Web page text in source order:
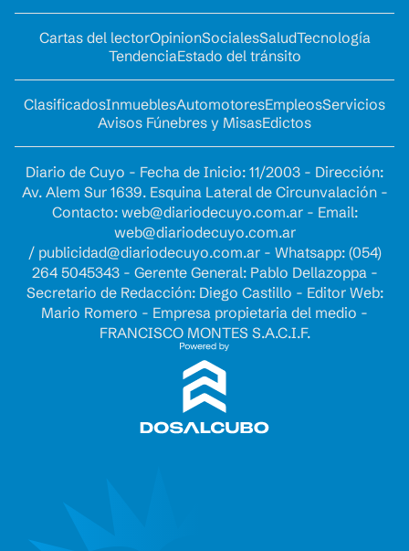
Cartas del lectorOpinionSocialesSaludTecnología
TendenciaEstado del tránsito
ClasificadosInmueblesAutomotoresEmpleosServicios
Avisos Fúnebres y MisasEdictos
Diario de Cuyo - Fecha de Inicio: 11/2003 - Dirección:
Av. Alem Sur 1639. Esquina Lateral de Circunvalación -
Contacto: web@diariodecuyo.com.ar- Email:
web@diariodecuyo.com.ar
/ publicidad@diariodecuyo.com.ar- Whatsapp: (054)
264 5045343 - Gerente General: Pablo Dellazoppa -
Secretario de Redacción: Diego Castillo - Editor Web:
Mario Romero - Empresa propietaria del medio -
FRANCISCO MONTES S.A.C.I.F.